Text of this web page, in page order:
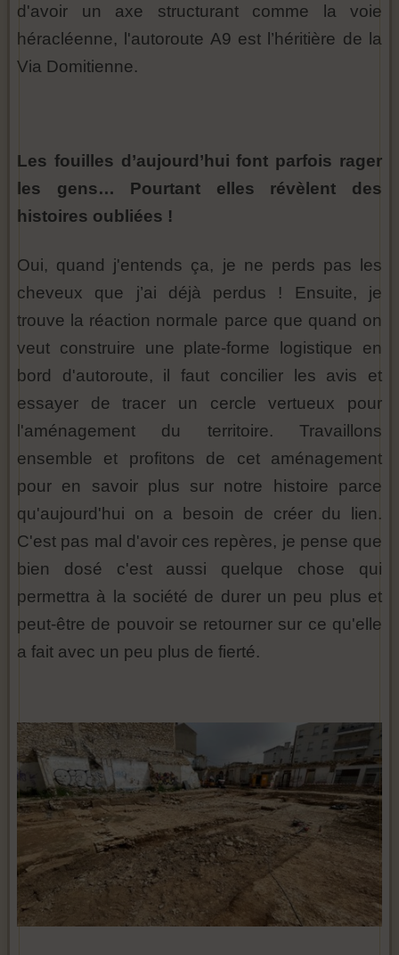
d'avoir un axe structurant comme la voie
héracléenne, l'autoroute A9 est l’héritière de la
Via Domitienne.
Les fouilles d’aujourd’hui font parfois rager
les gens… Pourtant elles révèlent des
histoires oubliées !
Oui, quand j'entends ça, je ne perds pas les
cheveux que j’ai déjà perdus ! Ensuite, je
trouve la réaction normale parce que quand on
veut construire une plate-forme logistique en
bord d'autoroute, il faut concilier les avis et
essayer de tracer un cercle vertueux pour
l'aménagement du territoire. Travaillons
ensemble et profitons de cet aménagement
pour en savoir plus sur notre histoire parce
qu'aujourd'hui on a besoin de créer du lien.
C'est pas mal d'avoir ces repères, je pense que
bien dosé c'est aussi quelque chose qui
permettra à la société de durer un peu plus et
peut-être de pouvoir se retourner sur ce qu'elle
a fait avec un peu plus de fierté.